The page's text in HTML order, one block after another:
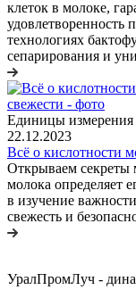
клеток в молоке,
удовлетворенность
технологиях
сепарирования и
Единицы измерения
22.12.2023
Всё о кислотности
Открываем секреты
молока определяет
в изучение
свежесть и
УралПромЛуч -